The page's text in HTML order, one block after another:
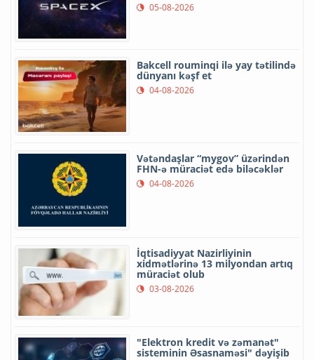
05-08-2026
Bakcell rouminqi ilə yay tətilində
dünyanı kəşf et
04-08-2026
Vətəndaşlar “mygov” üzərindən
FHN-ə müraciət edə biləcəklər
04-08-2026
İqtisadiyyat Nazirliyinin
xidmətlərinə 13 milyondan artıq
müraciət olub
03-08-2026
"Elektron kredit və zəmanət"
sisteminin Əsasnaməsi" dəyişib